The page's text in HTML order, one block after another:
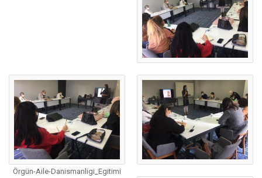
Örgün-Aile-Danismanligi_Egitimi